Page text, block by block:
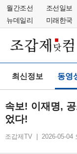
월간조선 조선일보
뉴데일리
미래한국
최신정보 동영
속보! 이재명,
었다!
조갑제TV | 2026-05-04